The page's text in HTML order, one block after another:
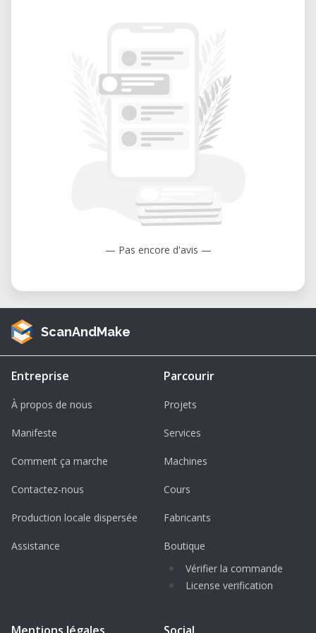
— Pas encore d'avis —
ScanAndMake
Entreprise
À propos de nous
Manifeste
Comment ça marche
Contactez-nous
Production locale dispersée
Assistance
Parcourir
Projets
Services
Machines
Cours
Fabricants
Boutique
Vérifier la commande
License verification